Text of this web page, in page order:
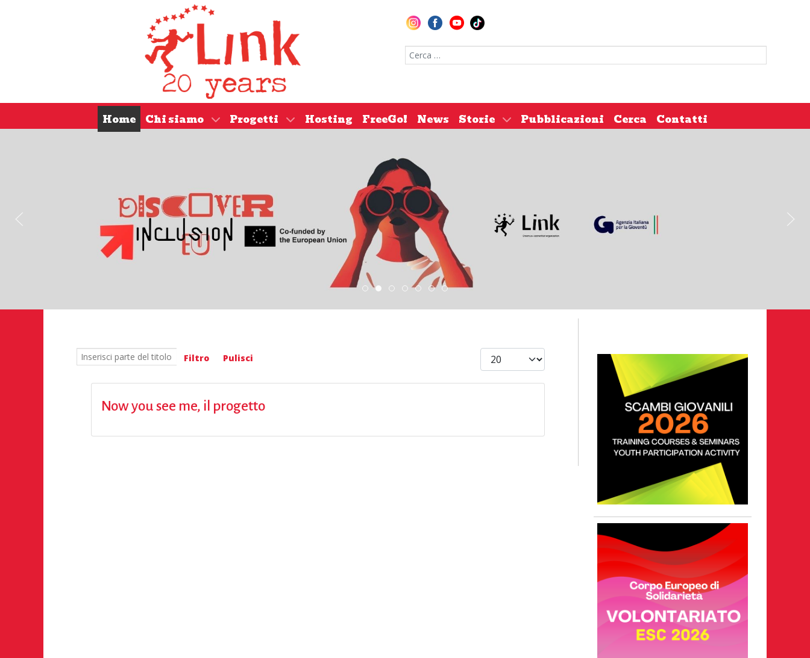
Cerca nel sito
Home Chi siamo Progetti Hosting FreeGo! News Storie Pubblicazioni Cerca Contatti
ESC » Volontariato internazionale
DiscoverEu Inclusion
Scambio Giovanile » 19 - 28 maggio 2026
Scopri dove sono i nostri volontari
Inserisci parte del titolo Filtro Pulisci Visualizza #
Now you see me, il progetto